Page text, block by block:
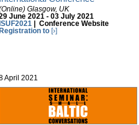
Glasgow, UK
June 2021 - 03 July 2021
ISUF2021 | Conference Website
Registration to [›]
April 2021